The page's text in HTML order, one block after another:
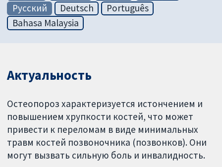
Русский
Deutsch
Português
Bahasa Malaysia
Актуальность
Остеопороз характеризуется истончением и
повышением хрупкости костей, что может
привести к переломам в виде минимальных
травм костей позвоночника (позвонков). Они
могут вызвать сильную боль и инвалидность.